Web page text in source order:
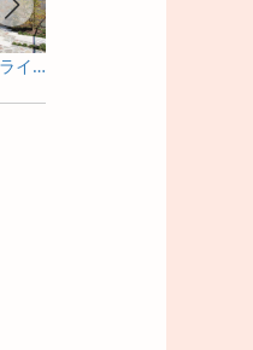
カエデと石のライトアップが素敵な門まわり